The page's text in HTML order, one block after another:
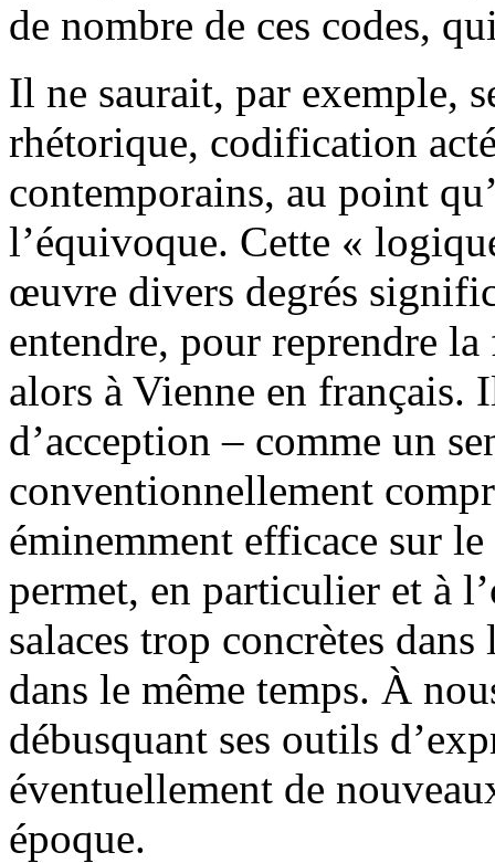
de nombre de ces codes,
Il ne saurait, par exemple,
rhétorique, codification
contemporains, au point
l’équivoque. Cette «
œuvre divers degrés
entendre, pour reprendre
alors à Vienne en français.
d’acception – comme un
conventionnellement
éminemment efficace sur
permet, en particulier et à
salaces trop concrètes dans
dans le même temps. À
débusquant ses outils
éventuellement de
époque.